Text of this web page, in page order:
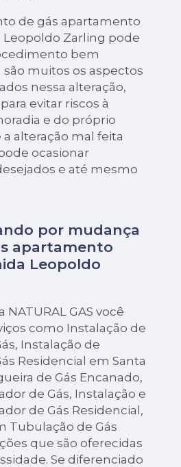
de gás apartamento
Leopoldo Zarling pode
bem
muitos os aspectos
nessa alteração,
evitar riscos à
e do próprio
alteração mal feita
ocasionar
e até mesmo
por mudança
apartamento
Leopoldo
NATURAL GAS você
como Instalação de
Instalação de
Residencial em Santa
de Gás Encanado,
de Gás, Instalação e
de Gás Residencial,
Tubulação de Gás
que são oferecidas
Se diferenciado